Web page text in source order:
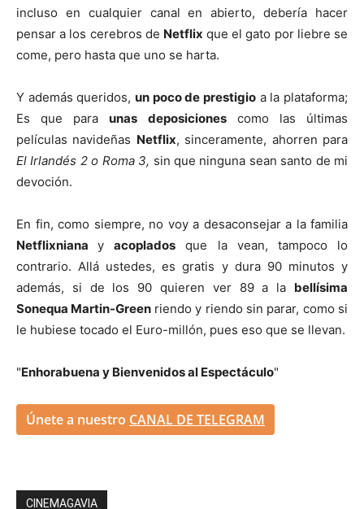
incluso en cualquier canal en abierto, debería hacer
pensar a los cerebros de Netflix que el gato por liebre se
come, pero hasta que uno se harta.
Y además queridos, un poco de prestigio a la plataforma;
Es que paraunas deposicionescomo las últimas
películas navideñas Netflix, sinceramente, ahorren para
El Irlandés 2 o Roma 3, sin que ninguna sean santo de mi
devoción.
En fin, como siempre, no voy a desaconsejar a la familia
Netflixnianayacoplados que la vean, tampoco lo
contrario. Allá ustedes, es gratis y dura 90 minutos y
además, si de los 90 quieren ver 89 a la bellísima
Sonequa Martin-Green riendo y riendo sin parar, como si
le hubiese tocado el Euro-millón, pues eso que se llevan.
"Enhorabuena y Bienvenidos al Espectáculo"
Únete a nuestro CANAL DE TELEGRAM
CINEMAGAVIA